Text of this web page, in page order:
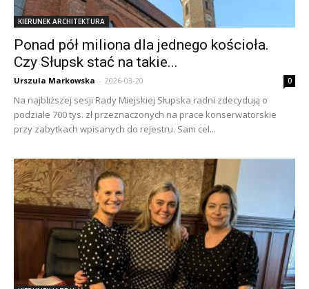
KIERUNEK ARCHITEKTURA
Ponad pół miliona dla jednego kościoła.
Czy Słupsk stać na takie...
Urszula Markowska - 2026-03-20 0
Na najbliższej sesji Rady Miejskiej Słupska radni zdecydują o
podziale 700 tys. zł przeznaczonych na prace konserwatorskie
przy zabytkach wpisanych do rejestru. Sam cel...